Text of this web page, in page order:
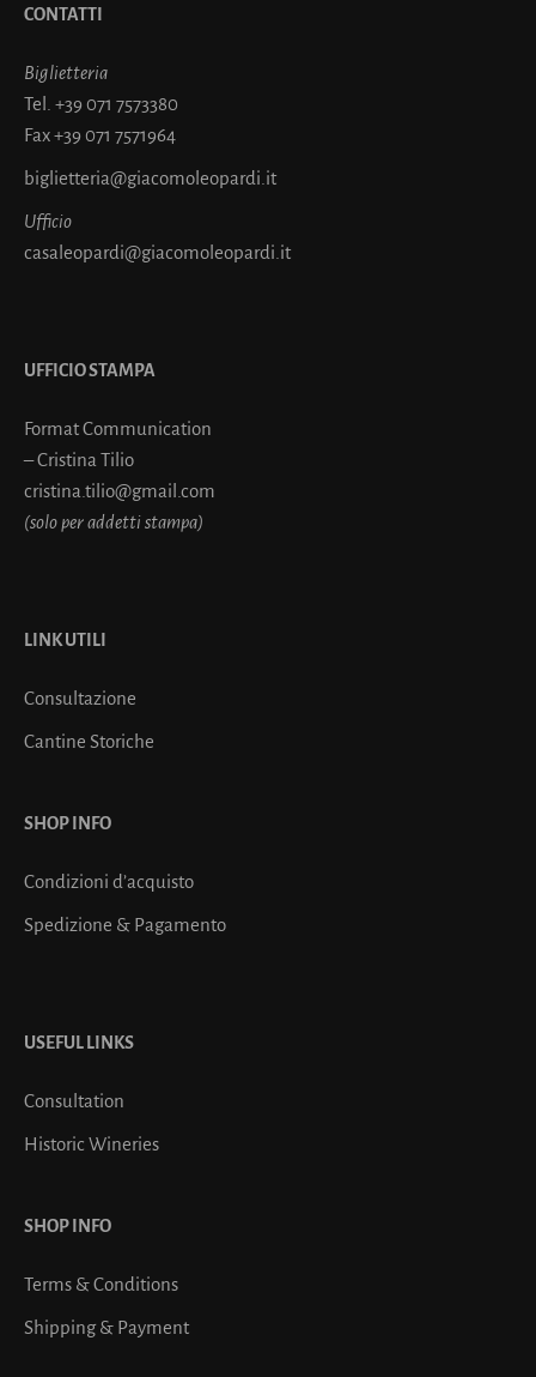
CONTATTI
Biglietteria
Tel. +39 071 7573380
Fax+39 071 7571964
biglietteria@giacomoleopardi.it
Ufficio
casaleopardi@giacomoleopardi.it
UFFICIO STAMPA
Format Communication
– Cristina Tilio
cristina.tilio@gmail.com
(solo per addetti stampa)
LINK UTILI
Consultazione
Cantine Storiche
SHOP INFO
Condizioni d’acquisto
Spedizione & Pagamento
USEFUL LINKS
Consultation
Historic Wineries
SHOP INFO
Terms & Conditions
Shipping & Payment